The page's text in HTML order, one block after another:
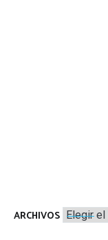
ARCHIVOS Archivos